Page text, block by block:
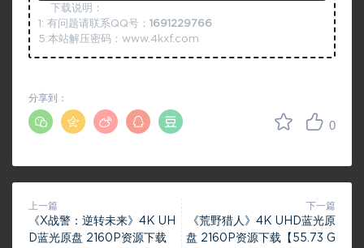
下载说明：
1: 有问题请联系QQ号： 1691229766
5:本站解压密码：www.4kxf.com
0
分享到：
上一篇
《X战警：逆转未来》4K UH
D蓝光原盘 2160P资源下载
下一篇
《荒野猎人》4K UHD蓝光原
盘 2160P资源下载【55.73 G